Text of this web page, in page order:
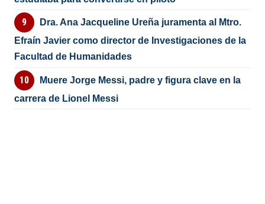
Dra. Ana Jacqueline Ureña juramenta al Mtro.
Efraín Javier como director de Investigaciones de la
Facultad de Humanidades
Muere Jorge Messi, padre y figura clave en la
carrera de Lionel Messi